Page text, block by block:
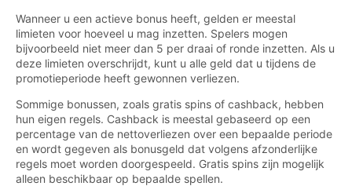
Wanneer u een actieve bonus heeft, gelden er meestal
limieten voor hoeveel u mag inzetten. Spelers mogen
bijvoorbeeld niet meer dan 5 per draai of ronde inzetten. Als u
deze limieten overschrijdt, kunt u alle geld dat u tijdens de
promotieperiode heeft gewonnen verliezen.
Sommige bonussen, zoals gratis spins of cashback, hebben
hun eigen regels. Cashback is meestal gebaseerd op een
percentage van de nettoverliezen over een bepaalde periode
en wordt gegeven als bonusgeld dat volgens afzonderlijke
regels moet worden doorgespeeld. Gratis spins zijn mogelijk
alleen beschikbaar op bepaalde spellen.